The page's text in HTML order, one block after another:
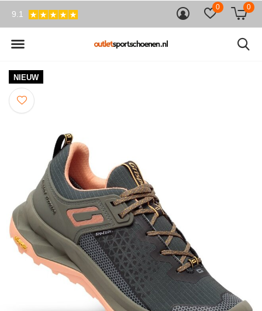
0 0
9.1
NIEUW